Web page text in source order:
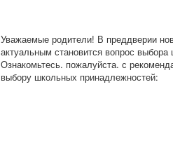
Уважаемые родители! В преддверии
актуальным становится вопрос
Ознакомьтесь. пожалуйста. с
выбору школьных принадлежностей: